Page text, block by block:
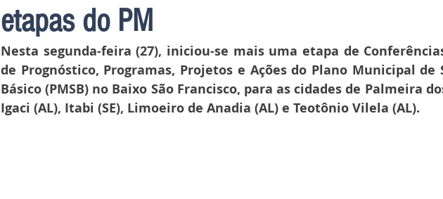
etapas do PM
Nesta segunda-feira (27), iniciou-se mais uma etapa de
de Prognóstico, Programas, Projetos e Ações do Plano Municipal de
Básico (PMSB) no Baixo São Francisco, para as cidades de Palmeira
Igaci (AL), Itabi (SE), Limoeiro de Anadia (AL) e Teotônio Vilela (AL).